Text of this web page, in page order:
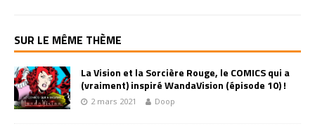
SUR LE MÊME THÈME
La Vision et la Sorcière Rouge, le COMICS qui a
(vraiment) inspiré WandaVision (épisode 10) !
2 mars 2021 Doop